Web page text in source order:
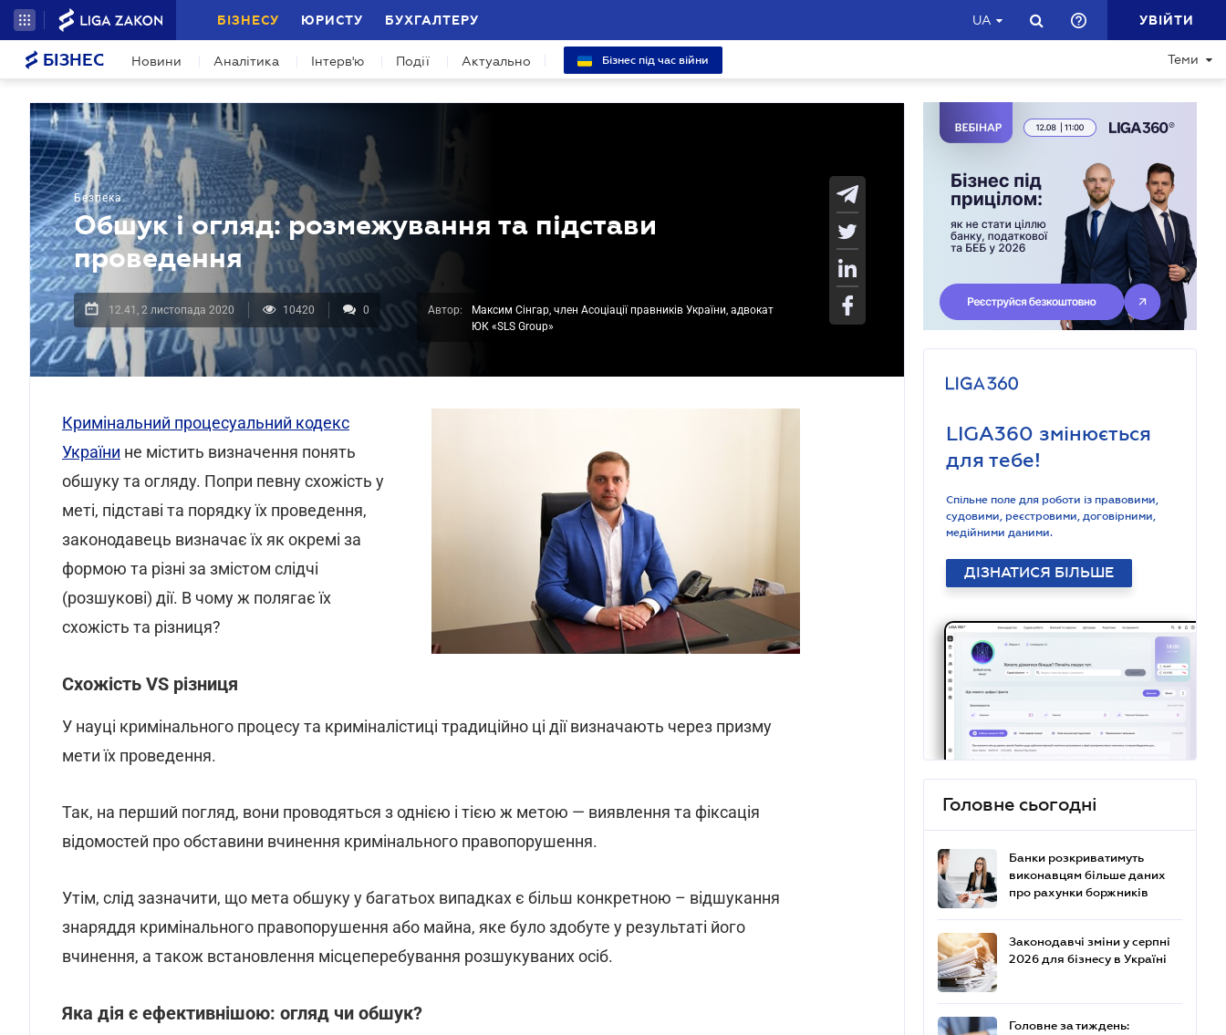
БІЗНЕСУ ЮРИСТУ БУХГАЛТЕРУ UA УВІЙТИ
БІЗНЕС Новини Аналітика Інтерв'ю Події Актуально Бізнес під час війни Теми
Безпека
Обшук і огляд: розмежування та підстави
проведення
12.41, 2 листопада 2020 10420 0 Автор:
Максим Сінгар, член Асоціації правників України, адвокат
ЮК «SLS Group»
Кримінальний процесуальний кодекс
України не містить визначення понять
обшуку та огляду. Попри певну схожість у
меті, підставі та порядку їх проведення,
законодавець визначає їх як окремі за
формою та різні за змістом слідчі
(розшукові) дії. В чому ж полягає їх
схожість та різниця?
Схожість VS різниця
У науці кримінального процесу та криміналістиці традиційно ці дії визначають через призму
мети їх проведення.
Так, на перший погляд, вони проводяться з однією і тією ж метою — виявлення та фіксація
відомостей про обставини вчинення кримінального правопорушення.
Утім, слід зазначити, що мета обшуку у багатьох випадках є більш конкретною – відшукання
знаряддя кримінального правопорушення або майна, яке було здобуте у результаті його
вчинення, а також встановлення місцеперебування розшукуваних осіб.
Яка дія є ефективнішою: огляд чи обшук?
LIGA360 змінюється
для тебе!
Спільне поле для роботи із правовими,
судовими, реєстровими, договірними,
медійними даними.
ДІЗНАТИСЯ БІЛЬШЕ
Головне сьогодні
Банки розкриватимуть
виконавцям більше даних
про рахунки боржників
Законодавчі зміни у серпні
2026 для бізнесу в Україні
Головне за тиждень: